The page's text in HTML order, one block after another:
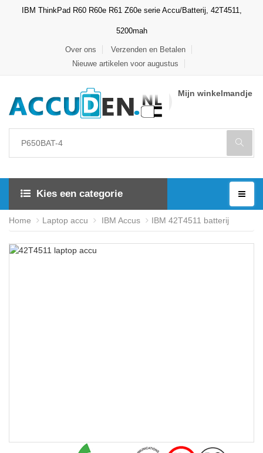
IBM ThinkPad R60 R60e R61 Z60e serie Accu/Batterij, 42T4511,
5200mah
Over ons
Verzenden en Betalen
Nieuwe artikelen voor augustus
Mijn winkelmandje
Kies een categorie
Home Laptop accu IBM Accus IBM 42T4511 batterij